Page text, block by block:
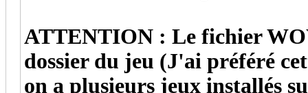
ATTENTION : Le fichier
dossier du jeu (J'ai préféré
on a plusieurs jeux installés